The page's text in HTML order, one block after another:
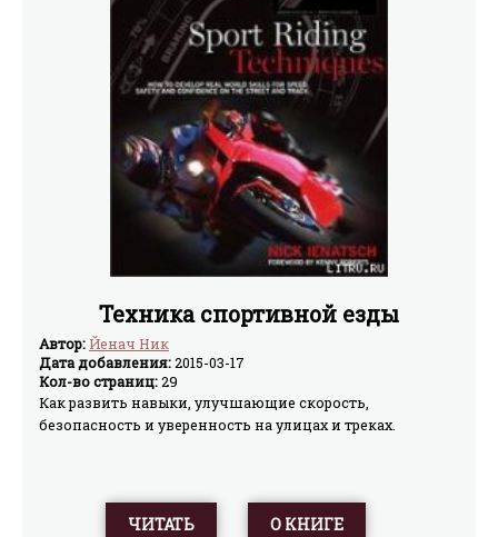
Техника спортивной езды
Автор:Йенач Ник
Дата добавления:2015-03-17
Кол-во страниц:29
Как развить навыки, улучшающие скорость,
безопасность и уверенность на улицах и треках.
ЧИТАТЬ О КНИГЕ